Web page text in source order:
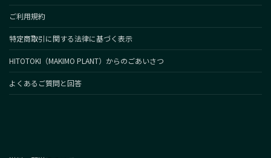
ご利用規約
特定商取引に関する法律に基づく表示
HITOTOKI（MAKIMO PLANT）からのごあいさつ
よくあるご質問と回答